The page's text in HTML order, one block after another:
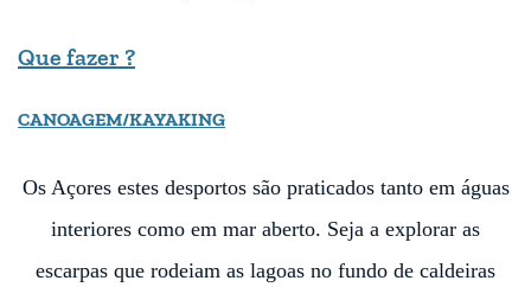
Que fazer ?
CANOAGEM/KAYAKING
Os Açores estes desportos são praticados tanto em águas
interiores como em mar aberto. Seja a explorar as
escarpas que rodeiam as lagoas no fundo de caldeiras